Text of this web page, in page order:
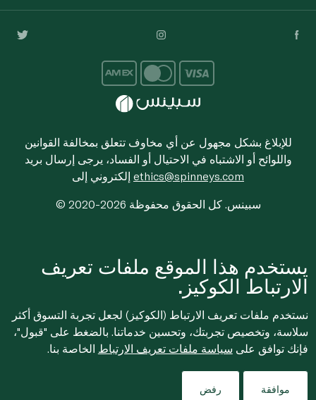
للإبلاغ بشكل مجهول عن أي مخاوف تتعلق بمخالفة القوانين
واللوائح أو الاشتباه في الاحتيال أو الفساد، يرجى إرسال بريد
ethics@spinneys.com
© 2020-2026 سبينس. كل الحقوق محفوظة
يستخدم هذا الموقع ملفات تعريف
الارتباط الكوكيز.
نستخدم ملفات تعريف الارتباط (الكوكيز) لجعل تجربة التسوق أكثر
سلاسة، وتخصيص تجربتك، وتحسين خدماتنا. بالضغط على "قبول"،
فإنك توافق على سياسة ملفات تعريف الارتباط الخاصة بنا.
موافقة رفض